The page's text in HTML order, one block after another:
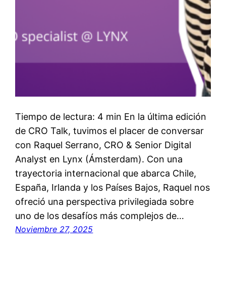
Tiempo de lectura: 4 min En la última edición
de CRO Talk, tuvimos el placer de conversar
con Raquel Serrano, CRO & Senior Digital
Analyst en Lynx (Ámsterdam). Con una
trayectoria internacional que abarca Chile,
España, Irlanda y los Países Bajos, Raquel nos
ofreció una perspectiva privilegiada sobre
uno de los desafíos más complejos de…
Noviembre 27, 2025